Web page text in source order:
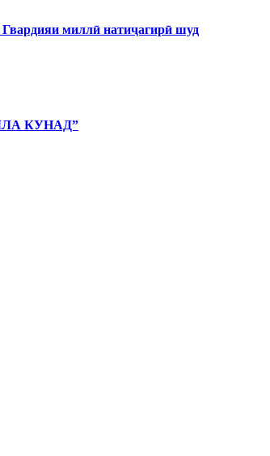
миллӣ натиҷагирӣ шуд
КУНАД”